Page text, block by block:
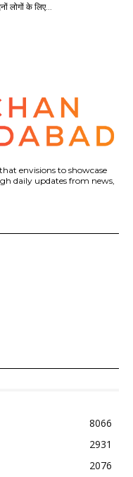
लोगों के लिए...
envisions to showcase
daily updates from news,
8066
2931
2076